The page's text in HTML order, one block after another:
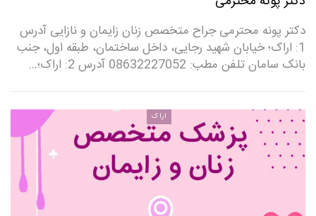
دکتر پونه محترمی جراح متخصص زنان زایمان و نازایی آدرس
1: اراک؛ خیابان شهید رجایی، داخل ساختمان، طبقه اول، جنب
بانک سامان تلفن مطب: 08632227052 ‌آدرس 2: اراک؛…
اراک